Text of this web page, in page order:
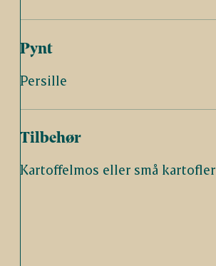
Pynt
Persille
Tilbehør
Kartoffelmos eller små kartofler